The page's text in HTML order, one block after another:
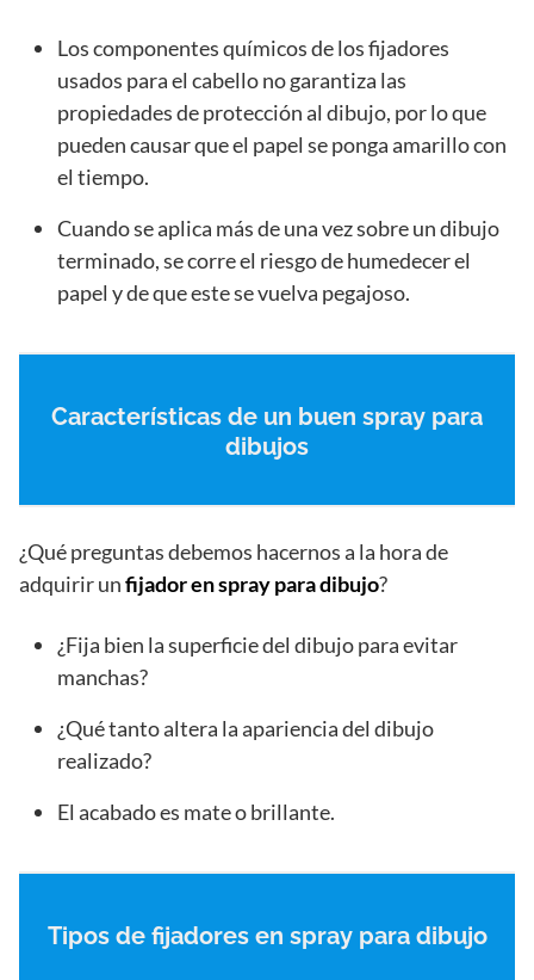
Los componentes químicos de los fijadores
usados para el cabello no garantiza las
propiedades de protección al dibujo, por lo que
pueden causar que el papel se ponga amarillo con
el tiempo.
Cuando se aplica más de una vez sobre un dibujo
terminado, se corre el riesgo de humedecer el
papel y de que este se vuelva pegajoso.
Características de un buen spray para
dibujos
¿Qué preguntas debemos hacernos a la hora de
adquirir unfijador en spray para dibujo?
¿Fija bien la superficie del dibujo para evitar
manchas?
¿Qué tanto altera la apariencia del dibujo
realizado?
El acabado es mate o brillante.
Tipos de fijadores en spray para dibujo